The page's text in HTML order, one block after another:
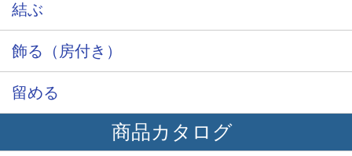
結ぶ
飾る（房付き）
留める
商品カタログ